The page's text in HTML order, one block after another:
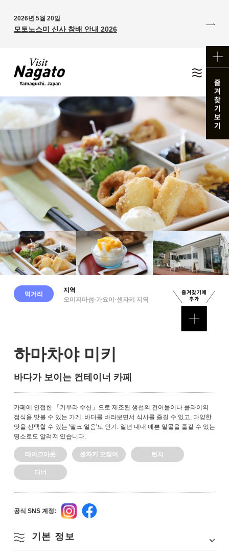
2026년 5월 20일
모토노스미 신사 참배 안내 2026
먹거리
지역
오미지마섬·가요이·센자키 지역
하마차야 미키
바다가 보이는 컨테이너 카페
카페에 인접한 「기무라 수산」으로 제조된 생선의 건어물이나 플라이의
정식을 맛볼 수 있는 가게. 바다를 바라보면서 식사를 즐길 수 있고, 다양한
맛을 선택할 수 있는 '밀크 얼음'도 인기. 일년 내내 예쁜 일몰을 즐길 수 있는
명소로도 알려져 있습니다.
테이크아웃 센자키 오징어 런치
디너
공식 SNS 계정:
기본 정보